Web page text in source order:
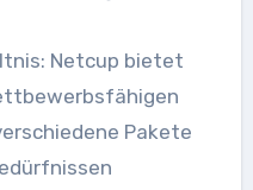
Netcup bietet
Pakete